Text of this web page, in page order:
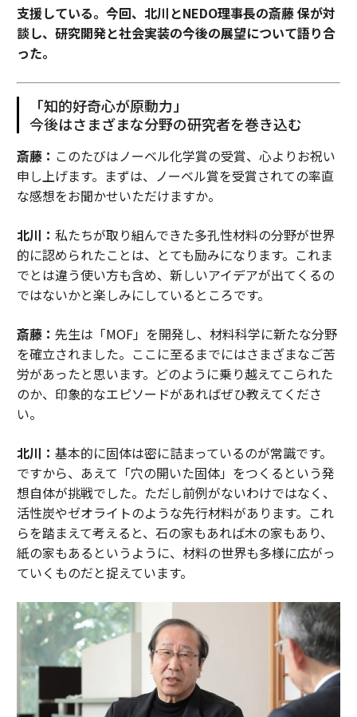
支援している。今回、北川とNEDO理事長の斎藤 保が対
談し、研究開発と社会実装の今後の展望について語り合
った。
「知的好奇心が原動力」
今後はさまざまな分野の研究者を巻き込む
斎藤： このたびはノーベル化学賞の受賞、心よりお祝い
申し上げます。まずは、ノーベル賞を受賞されての率直
な感想をお聞かせいただけますか。
北川： 私たちが取り組んできた多孔性材料の分野が世界
的に認められたことは、とても励みになります。これま
でとは違う使い方も含め、新しいアイデアが出てくるの
ではないかと楽しみにしているところです。
斎藤： 先生は「MOF」を開発し、材料科学に新たな分野
を確立されました。ここに至るまでにはさまざまなご苦
労があったと思います。どのように乗り越えてこられた
のか、印象的なエピソードがあればぜひ教えてくださ
い。
北川： 基本的に固体は密に詰まっているのが常識です。
ですから、あえて「穴の開いた固体」をつくるという発
想自体が挑戦でした。ただし前例がないわけではなく、
活性炭やゼオライトのような先行材料があります。これ
らを踏まえて考えると、石の家もあれば木の家もあり、
紙の家もあるというように、材料の世界も多様に広がっ
ていくものだと捉えています。